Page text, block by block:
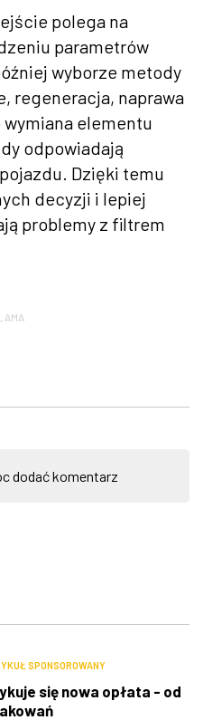
polega na
parametrów
wyborze metody
regeneracja, naprawa
elementu
odpowiadają
Dzięki temu
decyzji i lepiej
problemy z filtrem
dodać komentarz
SPONSOROWANY
się nowa opłata - od